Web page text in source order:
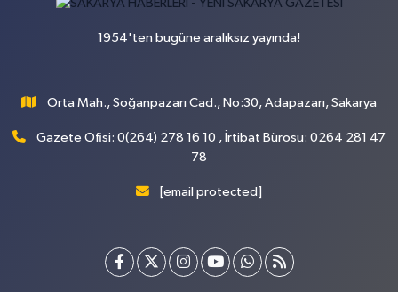
1954'ten bugüne aralıksız yayında!
Orta Mah., Soğanpazarı Cad., No:30, Adapazarı, Sakarya
Gazete Ofisi: 0(264) 278 16 10 , İrtibat Bürosu: 0264 281 47
78
[email protected]